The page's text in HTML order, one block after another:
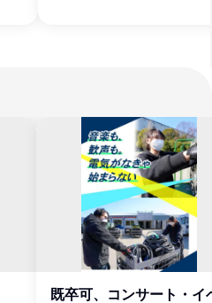
既卒可、コンサート・イ